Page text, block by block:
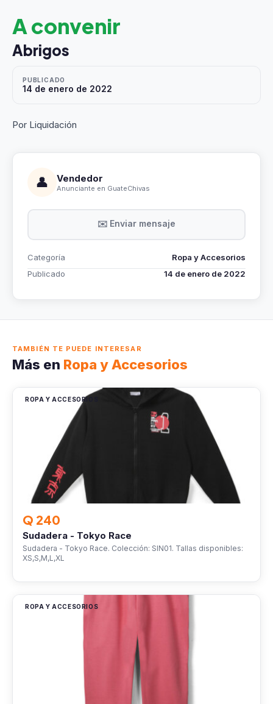
A convenir
Abrigos
PUBLICADO
14 de enero de 2022
Por Liquidación
👤 Vendedor
Anunciante en GuateChivas
✉️ Enviar mensaje
Categoría
Ropa y Accesorios
Publicado
14 de enero de 2022
TAMBIÉN TE PUEDE INTERESAR
Más en Ropa y Accesorios
ROPA Y ACCESORIOS
Q 240
Sudadera - Tokyo Race
Sudadera - Tokyo Race. Colección: SIN01. Tallas disponibles:
XS,S,M,L,XL
ROPA Y ACCESORIOS